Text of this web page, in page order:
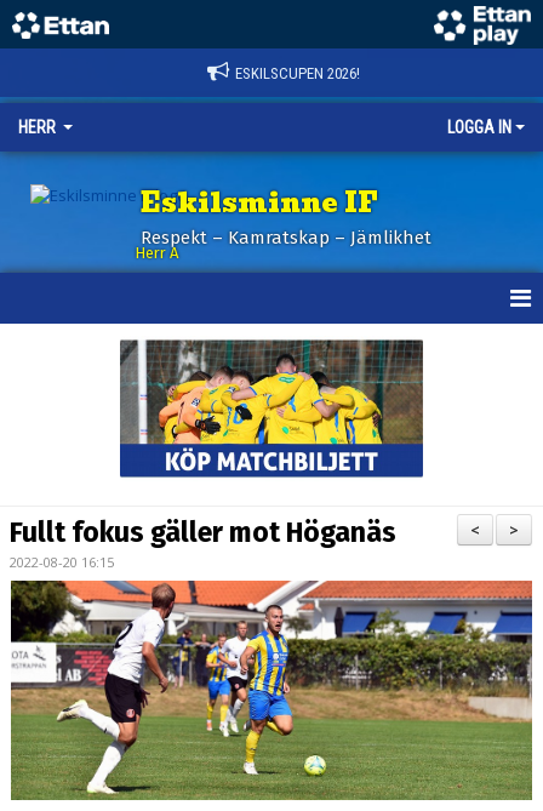
ESKILSCUPEN 2026!
HERR LOGGA IN
Eskilsminne IF
Respekt – Kamratskap – Jämlikhet
Herr A
BILDGALLERI
KONTAKT
MATCHER
ETTAN SÖDRA
>
<
Fullt fokus gäller mot Höganäs
2022-08-20 16:15